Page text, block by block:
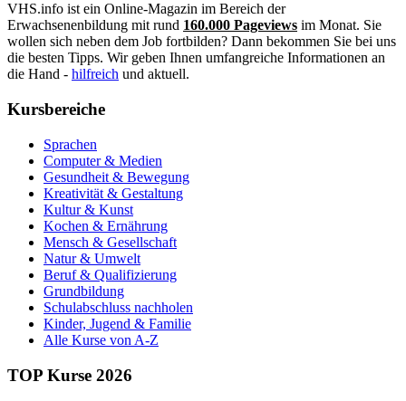
VHS.info ist ein Online-Magazin im Bereich der
Erwachsenenbildung mit rund 160.000 Pageviews im Monat. Sie
wollen sich neben dem Job fortbilden? Dann bekommen Sie bei uns
die besten Tipps. Wir geben Ihnen umfangreiche Informationen an
die Hand - hilfreich und aktuell.
Kursbereiche
Sprachen
Computer & Medien
Gesundheit & Bewegung
Kreativität & Gestaltung
Kultur & Kunst
Kochen & Ernährung
Mensch & Gesellschaft
Natur & Umwelt
Beruf & Qualifizierung
Grundbildung
Schulabschluss nachholen
Kinder, Jugend & Familie
Alle Kurse von A-Z
TOP Kurse 2026